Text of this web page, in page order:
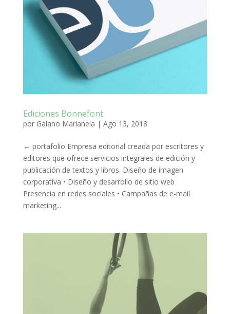
Ediciones Bonnefont
por Galano Marianela | Ago 13, 2018
← portafolio Empresa editorial creada por escritores y
editores que ofrece servicios integrales de edición y
publicación de textos y libros. Diseño de imagen
corporativa • Diseño y desarrollo de sitio web
Presencia en redes sociales • Campañas de e-mail
marketing...